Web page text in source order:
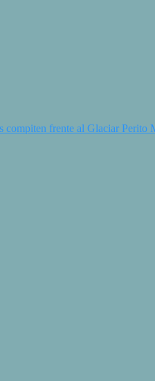
compiten frente al Glaciar Perito